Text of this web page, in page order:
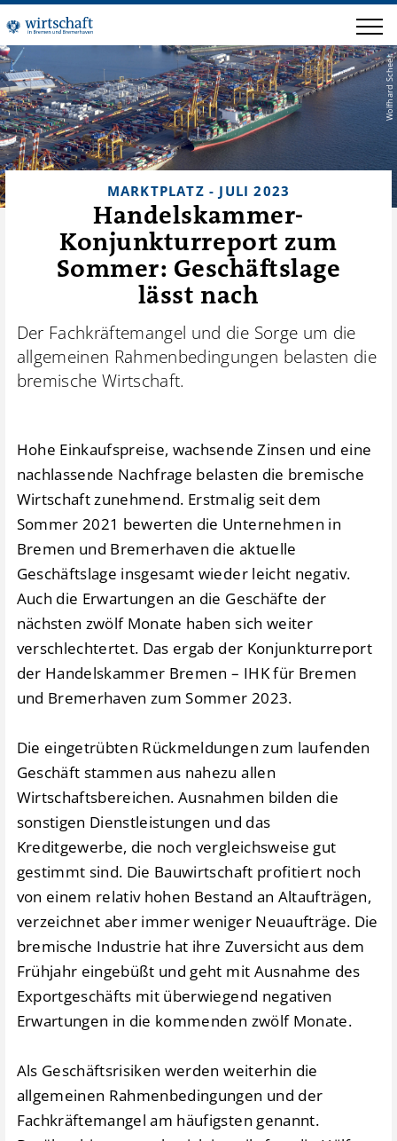
Wolfhard Scheer
MARKTPLATZ - JULI 2023
Handelskammer-
Konjunkturreport zum
Sommer: Geschäftslage
lässt nach
Der Fachkräftemangel und die Sorge um die
allgemeinen Rahmenbedingungen belasten die
bremische Wirtschaft.
Hohe Einkaufspreise, wachsende Zinsen und eine
nachlassende Nachfrage belasten die bremische
Wirtschaft zunehmend. Erstmalig seit dem
Sommer 2021 bewerten die Unternehmen in
Bremen und Bremerhaven die aktuelle
Geschäftslage insgesamt wieder leicht negativ.
Auch die Erwartungen an die Geschäfte der
nächsten zwölf Monate haben sich weiter
verschlechtertet. Das ergab der Konjunkturreport
der Handelskammer Bremen – IHK für Bremen
und Bremerhaven zum Sommer 2023.
Die eingetrübten Rückmeldungen zum laufenden
Geschäft stammen aus nahezu allen
Wirtschaftsbereichen. Ausnahmen bilden die
sonstigen Dienstleistungen und das
Kreditgewerbe, die noch vergleichsweise gut
gestimmt sind. Die Bauwirtschaft profitiert noch
von einem relativ hohen Bestand an Altaufträgen,
verzeichnet aber immer weniger Neuaufträge. Die
bremische Industrie hat ihre Zuversicht aus dem
Frühjahr eingebüßt und geht mit Ausnahme des
Exportgeschäfts mit überwiegend negativen
Erwartungen in die kommenden zwölf Monate.
Als Geschäftsrisiken werden weiterhin die
allgemeinen Rahmenbedingungen und der
Fachkräftemangel am häufigsten genannt.